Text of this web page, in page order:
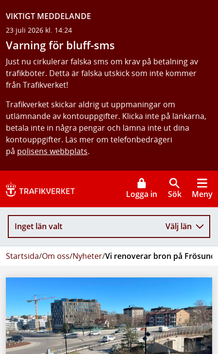
VIKTIGT MEDDELANDE
23 juli 2026 kl. 14:24
Varning för bluff-sms
Just nu cirkulerar falska sms om krav på betalning av
trafikböter. Detta är falska utskick som inte kommer
från Trafikverket!
Trafikverket skickar aldrig ut uppmaningar om
utlämnande av kontouppgifter. Klicka inte på länkarna,
betala inte in några pengar och lämna inte ut dina
kontouppgifter. Läs mer om telefonbedrägeri
på polisens webbplats.
Logga in Sök Meny
Inget län valt Välj län
Startsida/Om oss/Nyheter/Vi renoverar bron på